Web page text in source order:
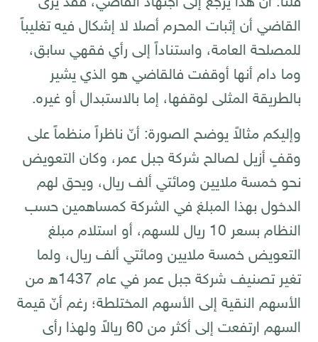
القاضي أن إثبات المحرم أصلا لا إشكال فيه تغليباً
للمصلحة العامة، واستناداً إلى رأي فقهي سابق،
وما دام أنها أوقفت فالقاضي هو الذي يشير
بالطريقة المثلى لوقفها، إما بالاستبدال أو غيره.
وإليكم مثالاً يوضح الصورة: أنّ ناظراً منظماً على
وقفٍ أزيل لصالح شركة جبل عمر، وكان التعويض
نحو خمسة ملايين ومائتي ألف ريال، ويحق لهم
الدخول بهذا المبلغ في الشركة كمساهمين حسب
النظام بسعر 10 ريال للسهم، أو استلام مبلغ
التعويض خمسة ملايين ومائتي ألف ريال، ولما
تغير تصنيف شركة جبل عمر في عام 1437ه من
الأسهم النقية إلى الأسهم المختلطة؛ رغم أنّ قيمة
السهم ارتفعت إلى أكثر من 60 ريالاً ولهذا رأى